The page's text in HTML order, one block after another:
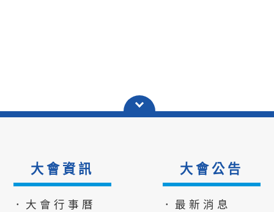
大會資訊
．大會行事曆
大會公告
．最新消息